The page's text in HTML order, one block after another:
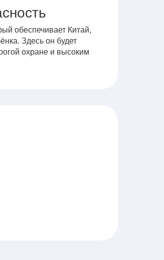
обеспечивает Китай,
Здесь он будет
охране и высоким